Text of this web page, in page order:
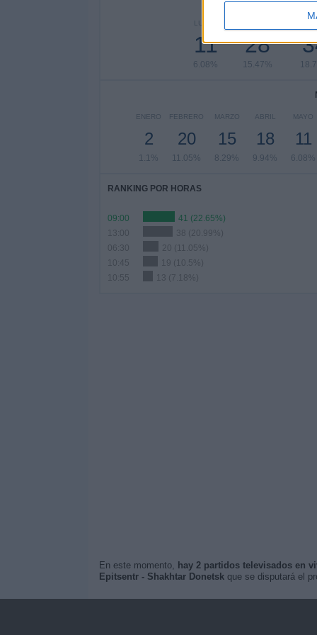
LUNES
11
6.08%
28
15.47%
ENERO
2
1.1%
FEBRERO
20
11.05%
MARZO
15
8.29%
ABRIL
18
9.94%
MAYO
11
6.08%
RANKING POR HORAS
09:00
41 (22.65%)
13:00
38 (20.99%)
06:30
20 (11.05%)
10:45
19 (10.5%)
10:55
13 (7.18%)
En este momento, hay 2 partidos televisados en
Epitsentr - Shakhtar Donetskque se disputará el